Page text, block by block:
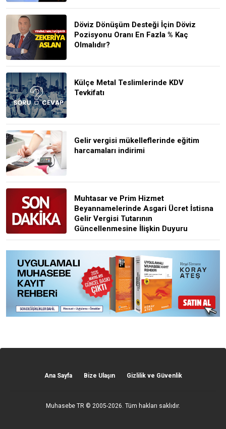
Döviz Dönüşüm Desteği İçin Döviz
Pozisyonu Oranı En Fazla % Kaç
Olmalıdır?
Külçe Metal Teslimlerinde KDV
Tevkifatı
Gelir vergisi mükelleflerinde eğitim
harcamaları indirimi
Muhtasar ve Prim Hizmet
Beyannamelerinde Asgari Ücret İstisna
Gelir Vergisi Tutarının
Güncellenmesine İlişkin Duyuru
Ana Sayfa Bize Ulaşın Gizlilik ve Güvenlik
Muhasebe TR © 2005-2026. Tüm hakları saklıdır.